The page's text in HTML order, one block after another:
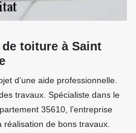
toiture à Saint
d’une aide professionnelle.
travaux. Spécialiste dans le
35610, l’entreprise
de bons travaux.